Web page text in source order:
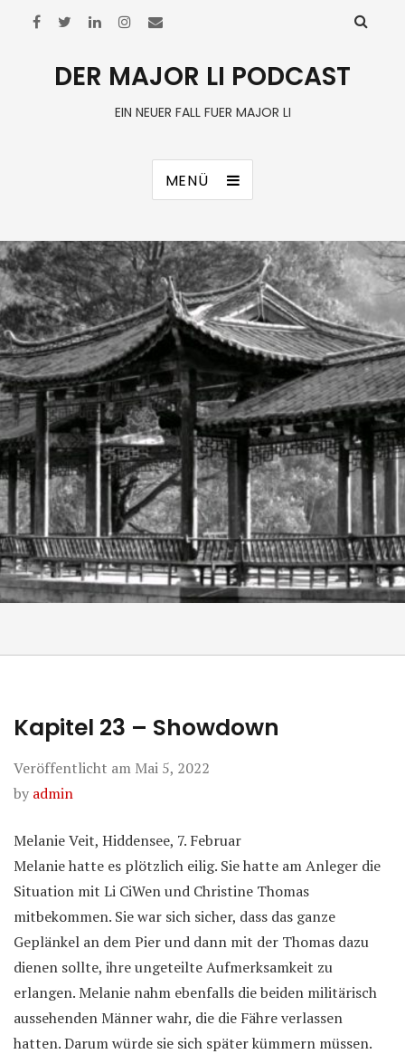
DER MAJOR LI PODCAST
EIN NEUER FALL FUER MAJOR LI
MENÜ
Kapitel 23 – Showdown
Veröffentlicht am Mai 5, 2022
by admin
Melanie Veit, Hiddensee, 7. Februar
Melanie hatte es plötzlich eilig. Sie hatte am Anleger die
Situation mit Li CiWen und Christine Thomas
mitbekommen. Sie war sich sicher, dass das ganze
Geplänkel an dem Pier und dann mit der Thomas dazu
dienen sollte, ihre ungeteilte Aufmerksamkeit zu
erlangen. Melanie nahm ebenfalls die beiden militärisch
aussehenden Männer wahr, die die Fähre verlassen
hatten. Darum würde sie sich später kümmern müssen.